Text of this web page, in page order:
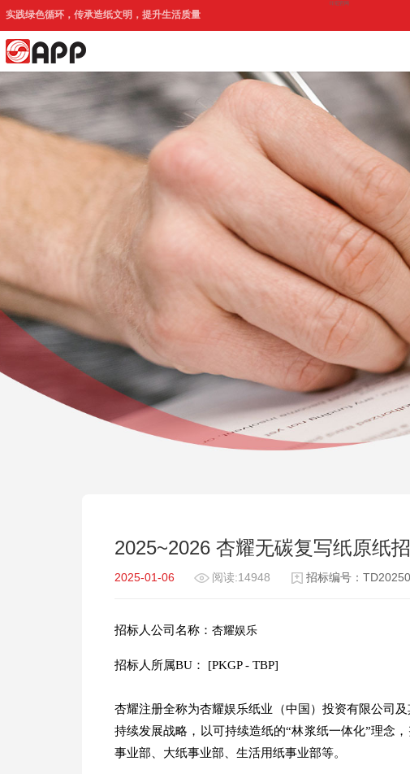
实践绿色循环，传承造纸文明，提升生活质量
印尼官网
2025~2026 杏耀无碳复写纸原纸
2025-01-06 阅读:14948 招标编号：
招标人公司名称： 杏耀娱乐
招标人所属BU： [PKGP - TBP]
杏耀注册全称为杏耀娱乐纸业（中国）投资有限公司
持续发展战略，以可持续造纸的“林浆纸一体化”理念
事业部、大纸事业部、生活用纸事业部等。